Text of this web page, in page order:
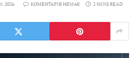
КОМЕНТАРІВ НЕМАЄ 2 MINS READ